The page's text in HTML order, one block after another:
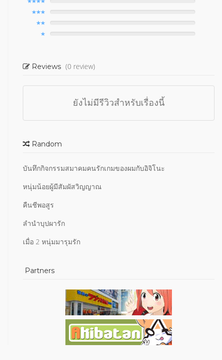
Reviews (0 review)
ยังไม่มีรีวิวสำหรับเรื่องนี้
Random
บันทึกกิจกรรมสมาคมคนรักเกมของผมกับอิจิโนะ
หนุ่มน้อยผู้มีสัมผัสวิญญาณ
คืนชีพอสูร
ลำนำบุปผารัก
เมื่อ 2 หนุ่มมารุมรัก
Partners